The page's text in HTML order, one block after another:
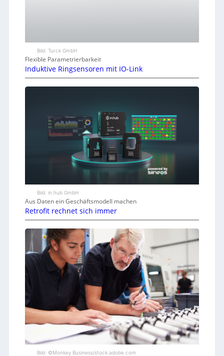
Bild: Turck GmbH
Flexible Parametrierbarkeit
Induktive Ringsensoren mit IO-Link
Bild: in.hub GmbH
Aus Daten ein Geschäftsmodell machen
Retrofit rechnet sich immer
Bild: ©Monkey Business/stock.adobe.com